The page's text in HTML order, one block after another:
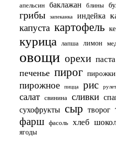
апельсин баклажан блины
грибы запеканка индейка
капуста картофель
курица лапша лимон
овощи орехи паста
печенье пирог пирожки
пирожное пицца рис рулет
салат свинина сливки
сухофрукты сыр творог
фарш фасоль хлеб
ягоды